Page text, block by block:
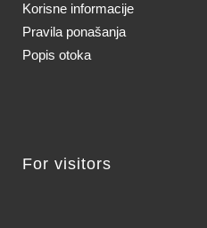
Korisne informacije
Pravila ponašanja
Popis otoka
For visitors